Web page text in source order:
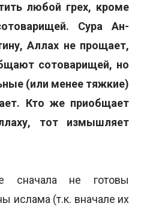
любой грех, кроме
Сура Ан-
Аллах не прощает,
сотоварищей, но
(или менее тяжкие)
Кто же приобщает
тот измышляет
сначала не готовы
ислама (т.к. вначале их